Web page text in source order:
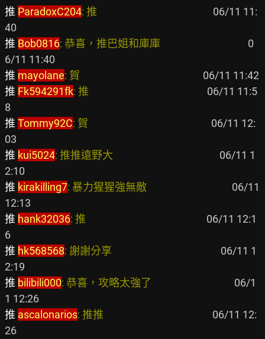
推 ParadoxC204: 推
06/11 11:
推 Bob0816: 恭喜，推巴姐和庫庫
0
推 mayolane: 賀
推 Fk594291fk: 推
06/11 11:5
推 Tommy92C: 賀
06/11 12:
推 kui5024: 推推遠野大
06/11 1
推 kirakilling7: 暴力猩猩強無敵
06/11
推 hank32036: 推
06/11 12:1
推 hk568568: 謝謝分享
06/11 1
推 bilibili000: 恭喜，攻略太強了
06/1
推 ascalonarios: 推推
06/11 12: